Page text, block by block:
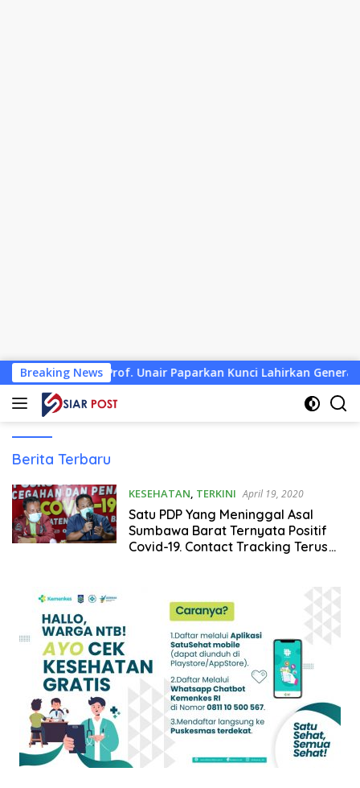
Langsung
ke
konten
Breaking News
Prof. Unair Paparkan Kunci Lahirkan Generasi Emas 2045
Siarpost
Berita Terbaru
KESEHATAN, TERKINI April 19, 2020
Satu PDP Yang Meninggal Asal
Sumbawa Barat Ternyata Positif
Covid-19. Contact Tracking Terus